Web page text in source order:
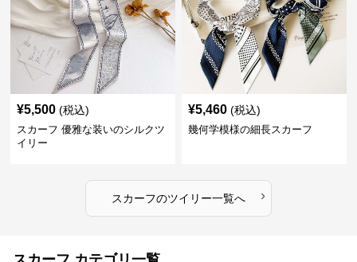
¥5,500 (税込)
スカーフ 優雅な装いのシルクツ
イリー
¥5,460 (税込)
幾何学模様の細長スカーフ
スカーフのツイリー一覧へ ›